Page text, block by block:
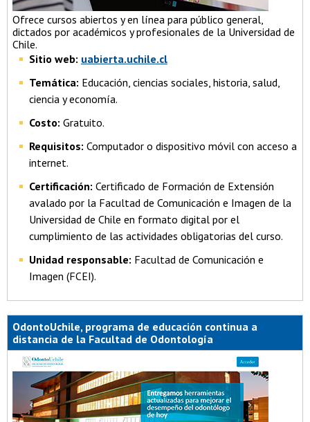
Ofrece cursos abiertos y en línea para público general,
dictados por académicos y profesionales de la Universidad de
Chile.
Sitio web: uabierta.uchile.cl
Temática: Educación, ciencias sociales, historia, salud,
ciencia y economía.
Costo: Gratuito.
Requisitos: Computador o dispositivo móvil con acceso a
internet.
Certificación: Certificado de Formación de Extensión
avalado por la Facultad de Comunicación e Imagen de la
Universidad de Chile en formato digital por el
cumplimiento de las actividades obligatorias del curso.
Unidad responsable: Facultad de Comunicación e
Imagen (FCEI).
OdontoUchile, programa de educación continua a
distancia de la Facultad de Odontología